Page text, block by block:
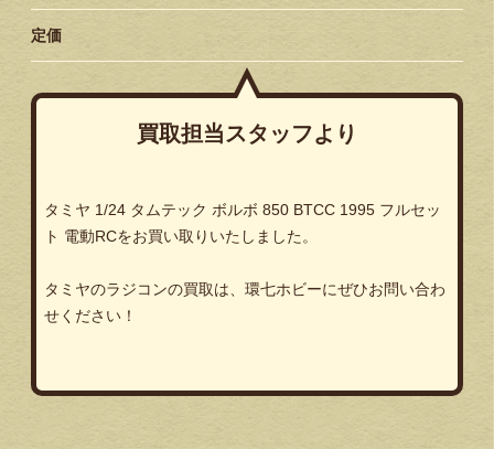
定価
買取担当スタッフより
タミヤ 1/24 タムテック ボルボ 850 BTCC 1995 フルセッ
ト 電動RCをお買い取りいたしました。
タミヤのラジコンの買取は、環七ホビーにぜひお問い合わ
せください！